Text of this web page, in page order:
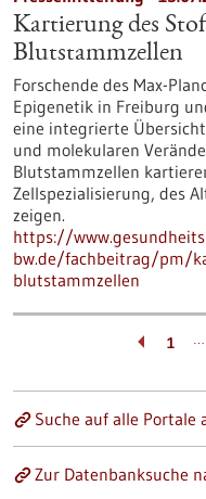
Kartierung des
Blutstammzellen
Forschende des Max-
Epigenetik in Freiburg
eine integrierte
und molekularen
Blutstammzellen
Zellspezialisierung, des
zeigen.
https://
bw.de/fachbeitrag/pm/
blutstammzellen
1 …
Suche auf alle Portale
Zur Datenbanksuche